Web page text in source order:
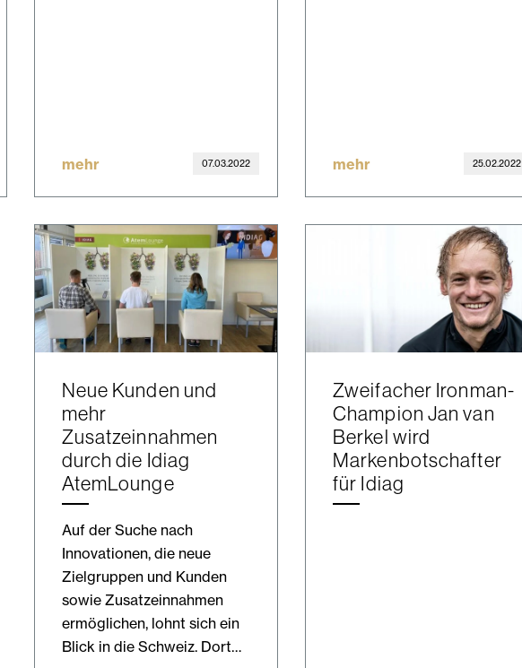
mehr 07.03.2022 mehr 25.02.2022
Neue Kunden und
mehr
Zusatzeinnahmen
durch die Idiag
AtemLounge
Auf der Suche nach
Innovationen, die neue
Zielgruppen und Kunden
sowie Zusatzeinnahmen
ermöglichen, lohnt sich ein
Blick in die Schweiz. Dort…
Zweifacher Ironman-
Champion Jan van
Berkel wird
Markenbotschafter
für Idiag